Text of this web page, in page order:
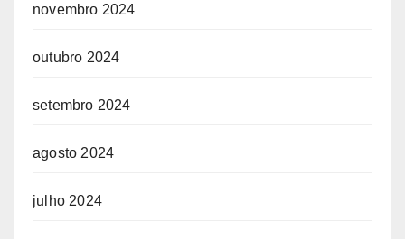
novembro 2024
outubro 2024
setembro 2024
agosto 2024
julho 2024